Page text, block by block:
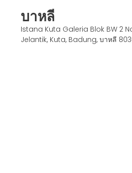
บาหลี
Istana Kuta Galeria Blok BW 2
Jelantik, Kuta, Badung, บาหลี